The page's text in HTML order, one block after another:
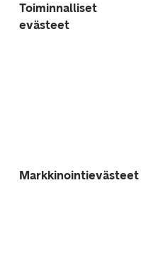
Toiminnalliset
evästeet
Markkinointievästeet